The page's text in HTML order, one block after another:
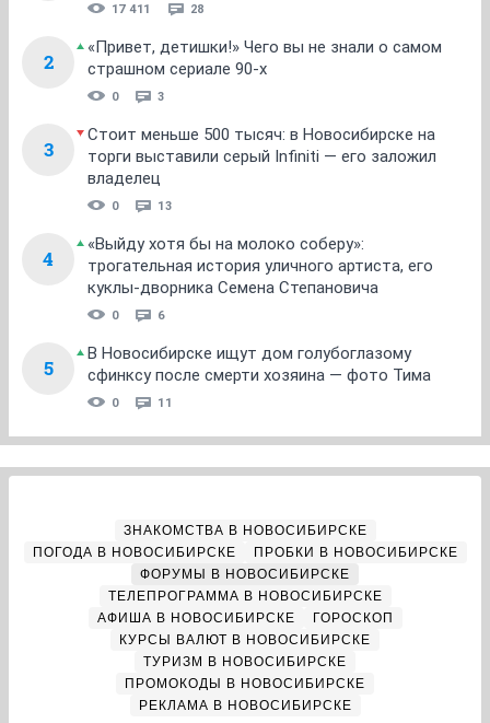
17 411 28
2
«Привет, детишки!» Чего вы не знали о самом
страшном сериале 90-х
0 3
3
Стоит меньше 500 тысяч: в Новосибирске на
торги выставили серый Infiniti — его заложил
владелец
0 13
4
«Выйду хотя бы на молоко соберу»:
трогательная история уличного артиста, его
куклы-дворника Семена Степановича
0 6
5
В Новосибирске ищут дом голубоглазому
сфинксу после смерти хозяина — фото Тима
0 11
ЗНАКОМСТВА В НОВОСИБИРСКЕ
ПОГОДА В НОВОСИБИРСКЕ
ПРОБКИ В НОВОСИБИРСКЕ
ФОРУМЫ В НОВОСИБИРСКЕ
ТЕЛЕПРОГРАММА В НОВОСИБИРСКЕ
АФИША В НОВОСИБИРСКЕ
ГОРОСКОП
КУРСЫ ВАЛЮТ В НОВОСИБИРСКЕ
ТУРИЗМ В НОВОСИБИРСКЕ
ПРОМОКОДЫ В НОВОСИБИРСКЕ
РЕКЛАМА В НОВОСИБИРСКЕ